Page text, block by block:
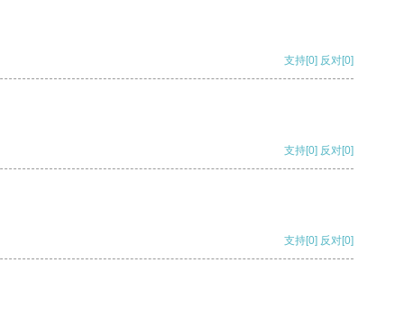
支持[0] 反对[0]
支持[0] 反对[0]
支持[0] 反对[0]